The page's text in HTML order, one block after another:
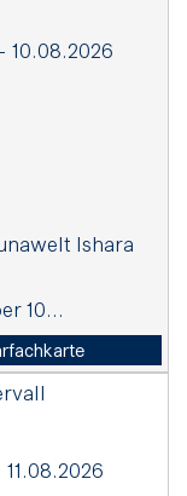
10.08.2026
Ishara
10...